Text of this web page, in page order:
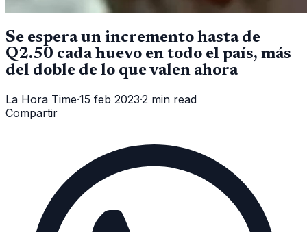
Se espera un incremento hasta de
Q2.50 cada huevo en todo el país, más
del doble de lo que valen ahora
La Hora Time·15 feb 2023·2 min read
Compartir